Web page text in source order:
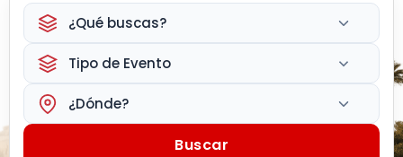
¿Qué buscas?
Tipo de Evento
¿Dónde?
Buscar